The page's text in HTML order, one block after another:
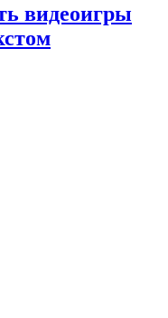
видеоигры